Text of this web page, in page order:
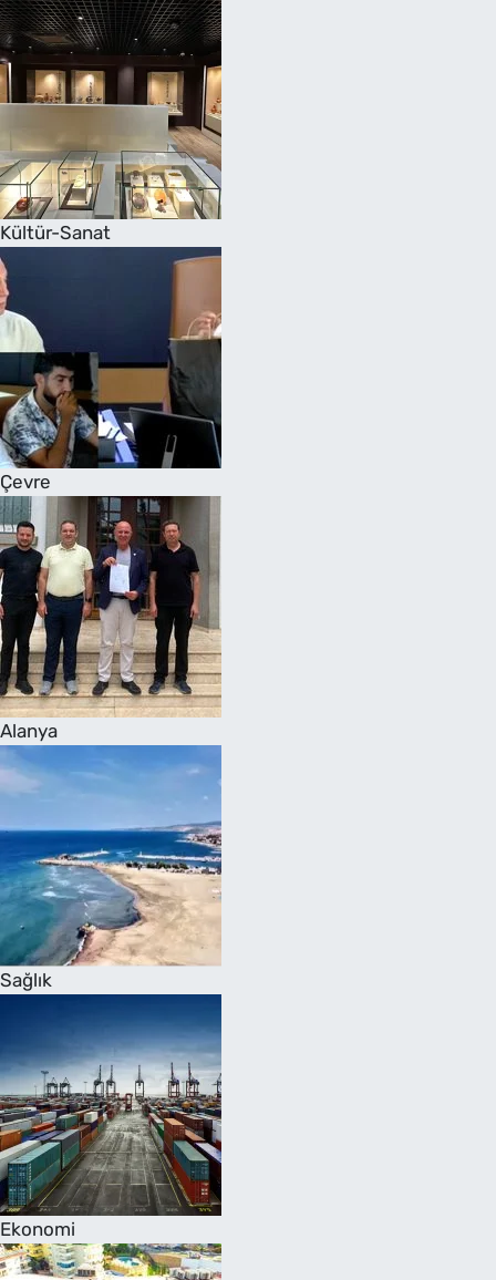
Kültür-Sanat
Çevre
Alanya
Sağlık
Ekonomi